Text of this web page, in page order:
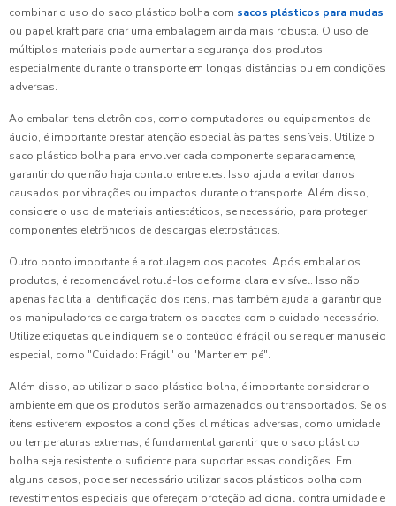
combinar o uso do saco plástico bolha com sacos plásticos para mudas
ou papel kraft para criar uma embalagem ainda mais robusta. O uso de
múltiplos materiais pode aumentar a segurança dos produtos,
especialmente durante o transporte em longas distâncias ou em condições
adversas.
Ao embalar itens eletrônicos, como computadores ou equipamentos de
áudio, é importante prestar atenção especial às partes sensíveis. Utilize o
saco plástico bolha para envolver cada componente separadamente,
garantindo que não haja contato entre eles. Isso ajuda a evitar danos
causados por vibrações ou impactos durante o transporte. Além disso,
considere o uso de materiais antiestáticos, se necessário, para proteger
componentes eletrônicos de descargas eletrostáticas.
Outro ponto importante é a rotulagem dos pacotes. Após embalar os
produtos, é recomendável rotulá-los de forma clara e visível. Isso não
apenas facilita a identificação dos itens, mas também ajuda a garantir que
os manipuladores de carga tratem os pacotes com o cuidado necessário.
Utilize etiquetas que indiquem se o conteúdo é frágil ou se requer manuseio
especial, como "Cuidado: Frágil" ou "Manter em pé".
Além disso, ao utilizar o saco plástico bolha, é importante considerar o
ambiente em que os produtos serão armazenados ou transportados. Se os
itens estiverem expostos a condições climáticas adversas, como umidade
ou temperaturas extremas, é fundamental garantir que o saco plástico
bolha seja resistente o suficiente para suportar essas condições. Em
alguns casos, pode ser necessário utilizar sacos plásticos bolha com
revestimentos especiais que ofereçam proteção adicional contra umidade e